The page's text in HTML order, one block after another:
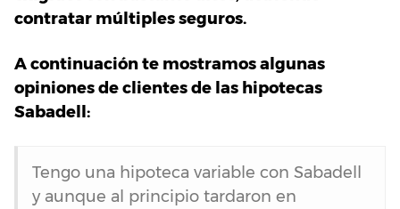
contratar múltiples seguros.
A continuación te mostramos algunas
opiniones de clientes de las hipotecas
Sabadell:
Tengo una hipoteca variable con Sabadell
y aunque al principio tardaron en